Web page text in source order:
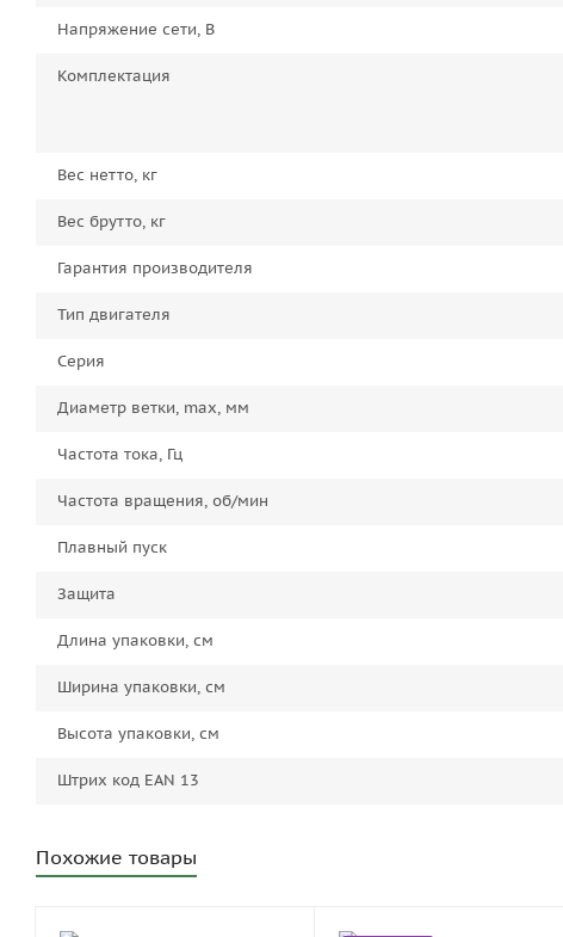
Напряжение сети, В
Комплектация
Вес нетто, кг
Вес брутто, кг
Гарантия производителя
Тип двигателя
Серия
Диаметр ветки, max, мм
Частота тока, Гц
Частота вращения, об/мин
Плавный пуск
Защита
Длина упаковки, см
Ширина упаковки, см
Высота упаковки, см
Штрих код EAN 13
Похожие товары